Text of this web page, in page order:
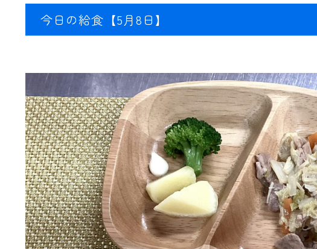
今日の給食【5月8日】